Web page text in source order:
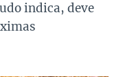
indica, deve